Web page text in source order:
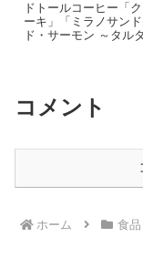
ドトールコーヒー「
ーキ」「ミラノサン
ド・サーモン ～タル
コメント
ホーム 食